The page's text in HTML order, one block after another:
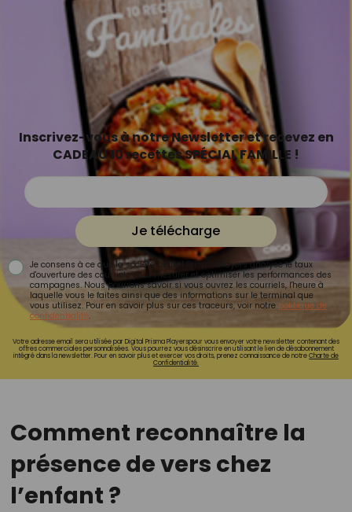
Inscrivez-vous à notre Newsletter et recevez en
CADEAU 10 recettes SPÉCIAL FAMILLE !
Je télécharge
Je consens à ce que la société Digital Prisma Players analyse le taux
d'ouverture des courriels pour mesurer et optimiser les performances des
campagnes. Nous pourrons savoir si vous ouvrez les courriels, l'heure à
laquelle vous le faites ainsi que des informations sur le terminal que
vous utilisez. Pour en savoir plus sur ces traceurs, voir notre politique de
confidentialité.
Votre adresse email sera utilisée par Digital Prisma Playerspour vous envoyer votre newsletter contenant des
offres commerciales personnalisées. Vous pourrez vous désinscrire en utilisant le lien de désabonnement
intégré dans la newsletter. Pour en savoir plus et exercer vos droits, prenez connaissance de notreCharte de
Confidentialité.
Comment reconnaître la
présence de vers chez
l’enfant ?